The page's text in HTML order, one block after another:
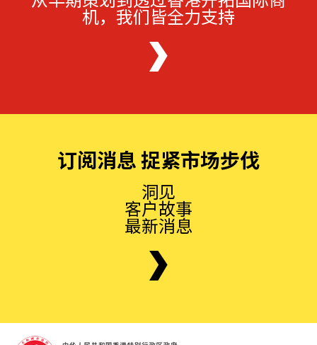
机，我们皆全力支持
订阅消息 捉紧市场步伐
洞见
客户故事
最新消息